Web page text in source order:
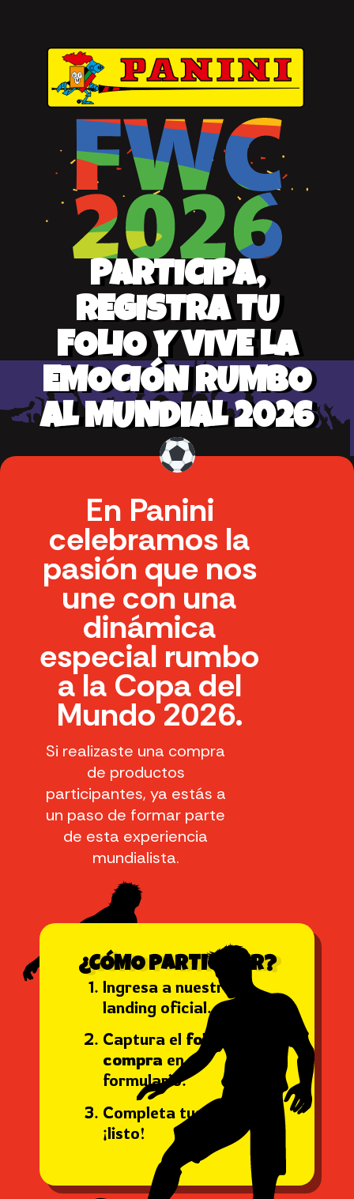
PARTICIPA,
REGISTRA TU
FOLIO Y VIVE LA
EMOCIÓN RUMBO
AL MUNDIAL 2026
En Panini
celebramos la
pasión que nos
une con una
dinámica
especial rumbo
a la Copa del
Mundo 2026.
Si realizaste una compra
de productos
participantes, ya estás a
un paso de formar parte
de esta experiencia
mundialista.
¿CÓMO PARTICIPAR?
Ingresa a nuestra
landing oficial.
Captura el folio de tu
compra en el
formulario.
Completa tus datos y
¡listo!